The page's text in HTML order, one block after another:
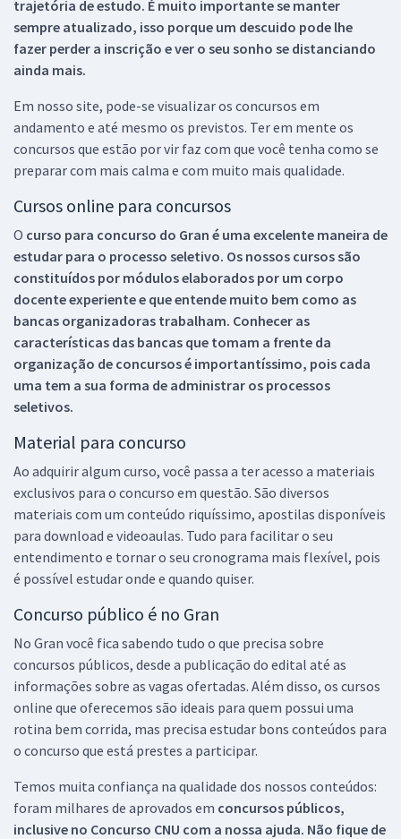
trajetória de estudo. É muito importante se manter
sempre atualizado, isso porque um descuido pode lhe
fazer perder a inscrição e ver o seu sonho se distanciando
ainda mais.
Em nosso site, pode-se visualizar os concursos em
andamento e até mesmo os previstos. Ter em mente os
concursos que estão por vir faz com que você tenha como se
preparar com mais calma e com muito mais qualidade.
Cursos online para concursos
O curso para concurso do Gran é uma excelente maneira de
estudar para o processo seletivo. Os nossos cursos são
constituídos por módulos elaborados por um corpo
docente experiente e que entende muito bem como as
bancas organizadoras trabalham. Conhecer as
características das bancas que tomam a frente da
organização de concursos é importantíssimo, pois cada
uma tem a sua forma de administrar os processos
seletivos.
Material para concurso
Ao adquirir algum curso, você passa a ter acesso a materiais
exclusivos para o concurso em questão. São diversos
materiais com um conteúdo riquíssimo, apostilas disponíveis
para download e videoaulas. Tudo para facilitar o seu
entendimento e tornar o seu cronograma mais flexível, pois
é possível estudar onde e quando quiser.
Concurso público é no Gran
No Gran você fica sabendo tudo o que precisa sobre
concursos públicos, desde a publicação do edital até as
informações sobre as vagas ofertadas. Além disso, os cursos
online que oferecemos são ideais para quem possui uma
rotina bem corrida, mas precisa estudar bons conteúdos para
o concurso que está prestes a participar.
Temos muita confiança na qualidade dos nossos conteúdos:
foram milhares de aprovados em concursos públicos,
inclusive no Concurso CNU com a nossa ajuda. Não fique de